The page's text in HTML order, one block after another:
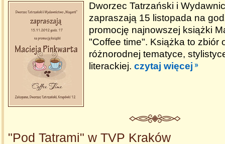
Dworzec Tatrzański i
zapraszają 15 listopada na
promocję najnowszej książki
"Coffee time". Książka to zbiór
różnorodnej tematyce,
literackiej. czytaj więcej
"Pod Tatrami" w TVP Kraków